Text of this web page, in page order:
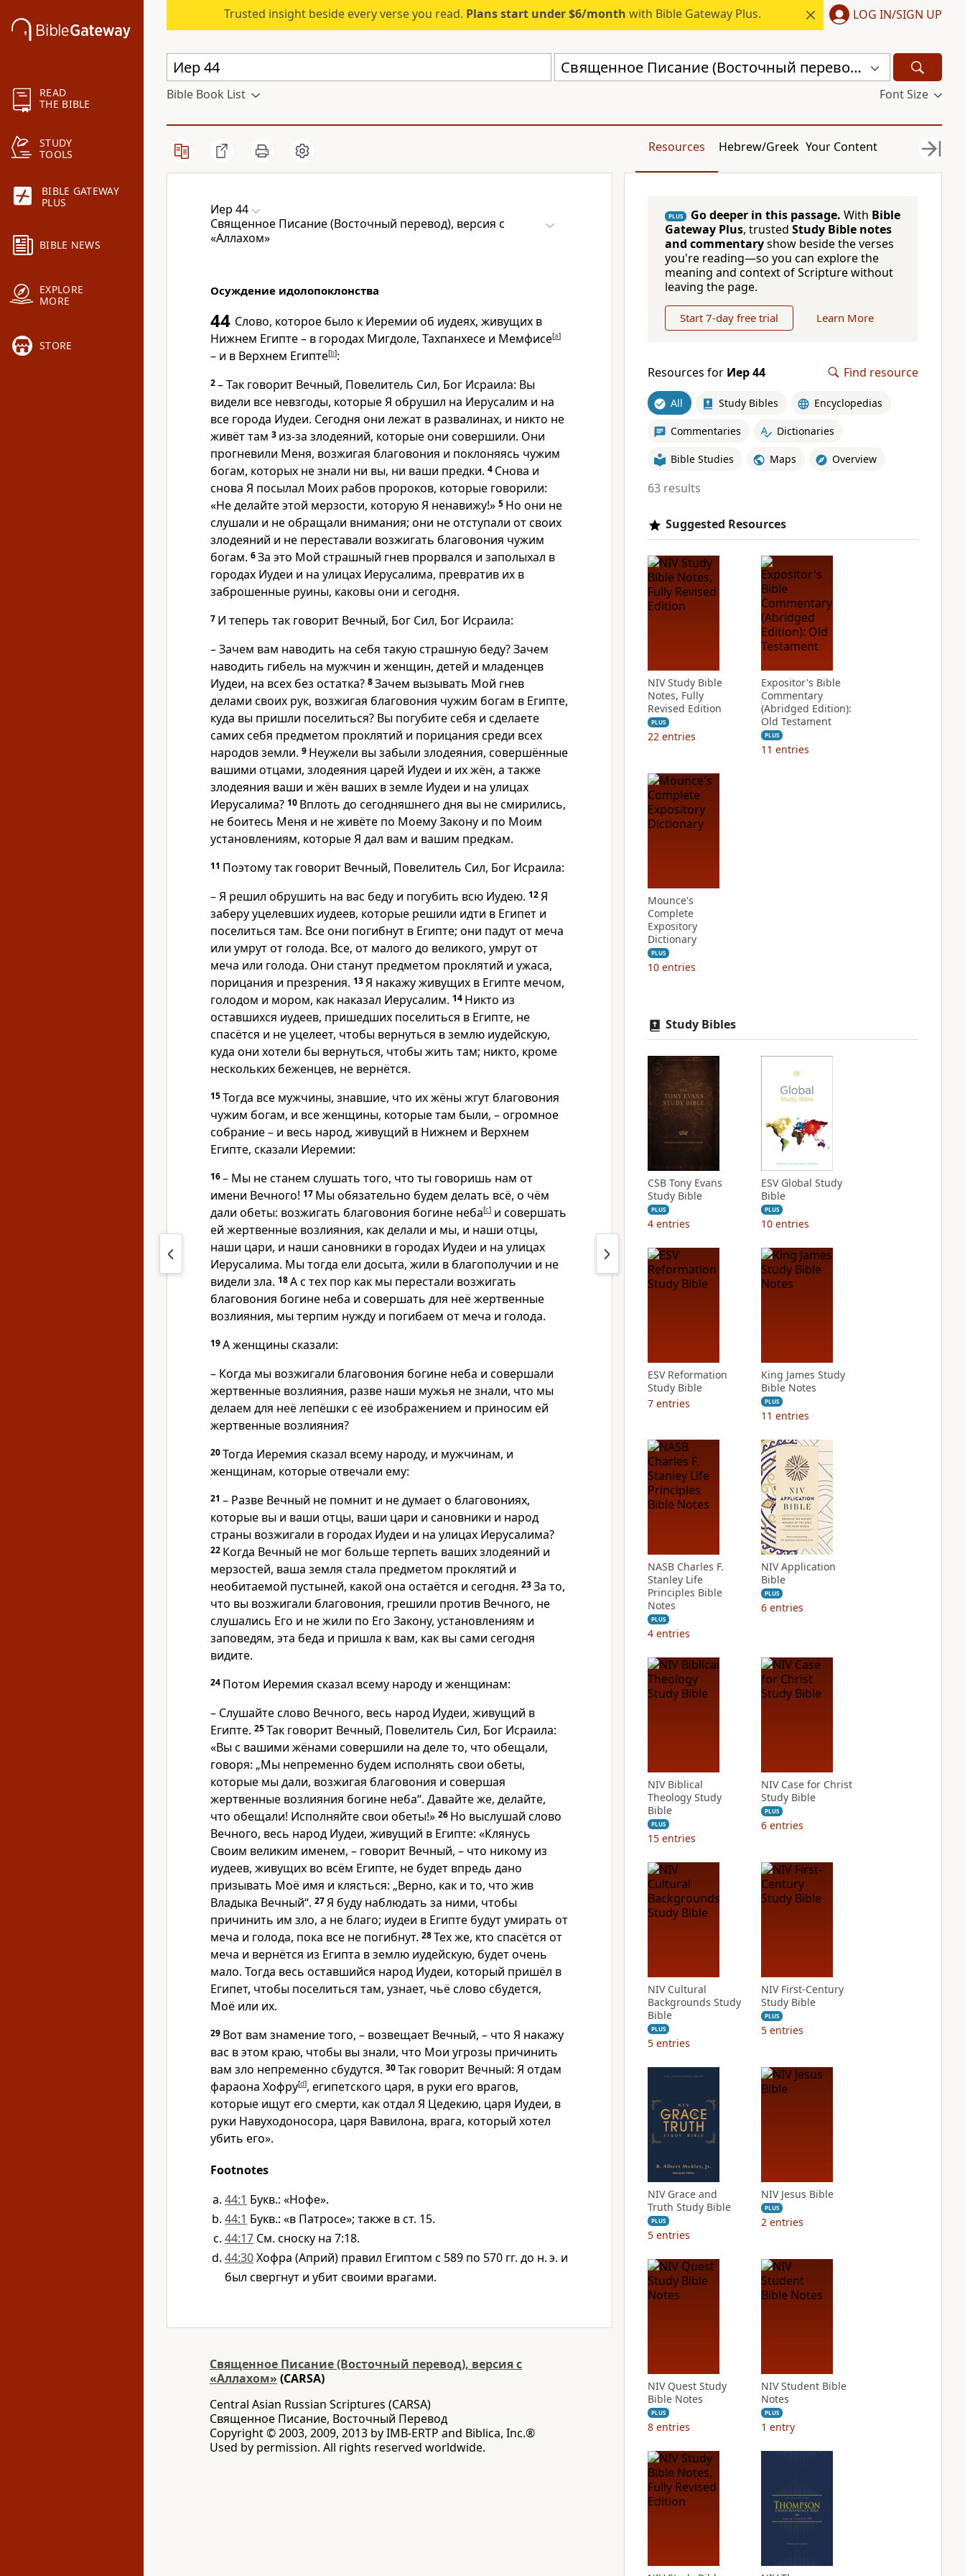
READ
THE BIBLE
STUDY
TOOLS
BIBLE GATEWAY
PLUS
BIBLE NEWS
EXPLORE
MORE
STORE
Trusted insight beside every verse you read. Plans start under $6/month with Bible Gateway Plus. LOG IN/SIGN UP
Священное Писание (Восточный перевод), версия с «Аллахом» (CARSA)
Bible Book List Font Size
Resources Hebrew/Greek Your Content
Иер 44
Священное Писание (Восточный перевод), версия с
«Аллахом»
Осуждение идолопоклонства
44 Слово, которое было к Иеремии об иудеях, живущих в
Нижнем Египте – в городах Мигдоле, Тахпанхесе и Мемфисе[a]
– и в Верхнем Египте[b]:
2– Так говорит Вечный, Повелитель Сил, Бог Исраила: Вы
видели все невзгоды, которые Я обрушил на Иерусалим и на
все города Иудеи. Сегодня они лежат в развалинах, и никто не
живёт там 3 из-за злодеяний, которые они совершили. Они
прогневили Меня, возжигая благовония и поклоняясь чужим
богам, которых не знали ни вы, ни ваши предки. 4 Снова и
снова Я посылал Моих рабов пророков, которые говорили:
«Не делайте этой мерзости, которую Я ненавижу!» 5 Но они не
слушали и не обращали внимания; они не отступали от своих
злодеяний и не переставали возжигать благовония чужим
богам. 6За это Мой страшный гнев прорвался и заполыхал в
городах Иудеи и на улицах Иерусалима, превратив их в
заброшенные руины, каковы они и сегодня.
7 И теперь так говорит Вечный, Бог Сил, Бог Исраила:
– Зачем вам наводить на себя такую страшную беду? Зачем
наводить гибель на мужчин и женщин, детей и младенцев
Иудеи, на всех без остатка? 8Зачем вызывать Мой гнев
делами своих рук, возжигая благовония чужим богам в Египте,
куда вы пришли поселиться? Вы погубите себя и сделаете
самих себя предметом проклятий и порицания среди всех
народов земли. 9 Неужели вы забыли злодеяния, совершённые
вашими отцами, злодеяния царей Иудеи и их жён, а также
злодеяния ваши и жён ваших в земле Иудеи и на улицах
Иерусалима? 10 Вплоть до сегодняшнего дня вы не смирились,
не боитесь Меня и не живёте по Моему Закону и по Моим
установлениям, которые Я дал вам и вашим предкам.
11 Поэтому так говорит Вечный, Повелитель Сил, Бог Исраила:
– Я решил обрушить на вас беду и погубить всю Иудею. 12Я
заберу уцелевших иудеев, которые решили идти в Египет и
поселиться там. Все они погибнут в Египте; они падут от меча
или умрут от голода. Все, от малого до великого, умрут от
меча или голода. Они станут предметом проклятий и ужаса,
порицания и презрения. 13Я накажу живущих в Египте мечом,
голодом и мором, как наказал Иерусалим. 14 Никто из
оставшихся иудеев, пришедших поселиться в Египте, не
спасётся и не уцелеет, чтобы вернуться в землю иудейскую,
куда они хотели бы вернуться, чтобы жить там; никто, кроме
нескольких беженцев, не вернётся.
15Тогда все мужчины, знавшие, что их жёны жгут благовония
чужим богам, и все женщины, которые там были, – огромное
собрание – и весь народ, живущий в Нижнем и Верхнем
Египте, сказали Иеремии:
16– Мы не станем слушать того, что ты говоришь нам от
имени Вечного! 17 Мы обязательно будем делать всё, о чём
дали обеты: возжигать благовония богине неба[c] и совершать
ей жертвенные возлияния, как делали и мы, и наши отцы,
наши цари, и наши сановники в городах Иудеи и на улицах
Иерусалима. Мы тогда ели досыта, жили в благополучии и не
видели зла. 18А с тех пор как мы перестали возжигать
благовония богине неба и совершать для неё жертвенные
возлияния, мы терпим нужду и погибаем от меча и голода.
19А женщины сказали:
– Когда мы возжигали благовония богине неба и совершали
жертвенные возлияния, разве наши мужья не знали, что мы
делаем для неё лепёшки с её изображением и приносим ей
жертвенные возлияния?
20Тогда Иеремия сказал всему народу, и мужчинам, и
женщинам, которые отвечали ему:
21 – Разве Вечный не помнит и не думает о благовониях,
которые вы и ваши отцы, ваши цари и сановники и народ
страны возжигали в городах Иудеи и на улицах Иерусалима?
22 Когда Вечный не мог больше терпеть ваших злодеяний и
мерзостей, ваша земля стала предметом проклятий и
необитаемой пустыней, какой она остаётся и сегодня. 23За то,
что вы возжигали благовония, грешили против Вечного, не
слушались Его и не жили по Его Закону, установлениям и
заповедям, эта беда и пришла к вам, как вы сами сегодня
видите.
24 Потом Иеремия сказал всему народу и женщинам:
– Слушайте слово Вечного, весь народ Иудеи, живущий в
Египте. 25Так говорит Вечный, Повелитель Сил, Бог Исраила:
«Вы с вашими жёнами совершили на деле то, что обещали,
говоря: „Мы непременно будем исполнять свои обеты,
которые мы дали, возжигая благовония и совершая
жертвенные возлияния богине неба“. Давайте же, делайте,
что обещали! Исполняйте свои обеты!» 26 Но выслушай слово
Вечного, весь народ Иудеи, живущий в Египте: «Клянусь
Своим великим именем, – говорит Вечный, – что никому из
иудеев, живущих во всём Египте, не будет впредь дано
призывать Моё имя и клясться: „Верно, как и то, что жив
Владыка Вечный“. 27Я буду наблюдать за ними, чтобы
причинить им зло, а не благо; иудеи в Египте будут умирать от
меча и голода, пока все не погибнут. 28Тех же, кто спасётся от
меча и вернётся из Египта в землю иудейскую, будет очень
мало. Тогда весь оставшийся народ Иудеи, который пришёл в
Египет, чтобы поселиться там, узнает, чьё слово сбудется,
Моё или их.
29 Вот вам знамение того, – возвещает Вечный, – что Я накажу
вас в этом краю, чтобы вы знали, что Мои угрозы причинить
вам зло непременно сбудутся. 30Так говорит Вечный: Я отдам
фараона Хофру[d], египетского царя, в руки его врагов,
которые ищут его смерти, как отдал Я Цедекию, царя Иудеи, в
руки Навуходоносора, царя Вавилона, врага, который хотел
убить его».
Footnotes
44:1 Букв.: «Нофе».
44:1 Букв.: «в Патросе»; также в ст. 15.
44:17 См. сноску на 7:18.
44:30Хофра (Априй) правил Египтом с 589 по 570 гг. до н. э. и
был свергнут и убит своими врагами.
Священное Писание (Восточный перевод), версия с
«Аллахом» (CARSA)
Central Asian Russian Scriptures (CARSA)
Священное Писание, Восточный Перевод
Copyright © 2003, 2009, 2013 by IMB-ERTP and Biblica, Inc.®
Used by permission. All rights reserved worldwide.
PLUS Go deeper in this passage. With Bible
Gateway Plus, trusted Study Bible notes
and commentaryshow beside the verses
you're reading—so you can explore the
meaning and context of Scripture without
leaving the page.
Start 7-day free trial Learn More
Resources for Иер 44 Find resource
All Study Bibles Encyclopedias
Commentaries Dictionaries
Bible Studies Maps Overview
63 results
Suggested Resources
NIV Study Bible
Notes, Fully
Revised Edition
PLUS
22 entries
Expositor's Bible
Commentary
(Abridged Edition):
Old Testament
PLUS
11 entries
Mounce's
Complete
Expository
Dictionary
PLUS
10 entries
Study Bibles
CSB Tony Evans
Study Bible
PLUS
4 entries
ESV Global Study
Bible
PLUS
10 entries
ESV Reformation
Study Bible
7 entries
King James Study
Bible Notes
PLUS
11 entries
NASB Charles F.
Stanley Life
Principles Bible
Notes
PLUS
4 entries
NIV Application
Bible
PLUS
6 entries
NIV Biblical
Theology Study
Bible
PLUS
15 entries
NIV Case for Christ
Study Bible
PLUS
6 entries
NIV Cultural
Backgrounds Study
Bible
PLUS
5 entries
NIV First-Century
Study Bible
PLUS
5 entries
NIV Grace and
Truth Study Bible
PLUS
5 entries
NIV Jesus Bible
PLUS
2 entries
NIV Quest Study
Bible Notes
PLUS
8 entries
NIV Student Bible
Notes
PLUS
1 entry